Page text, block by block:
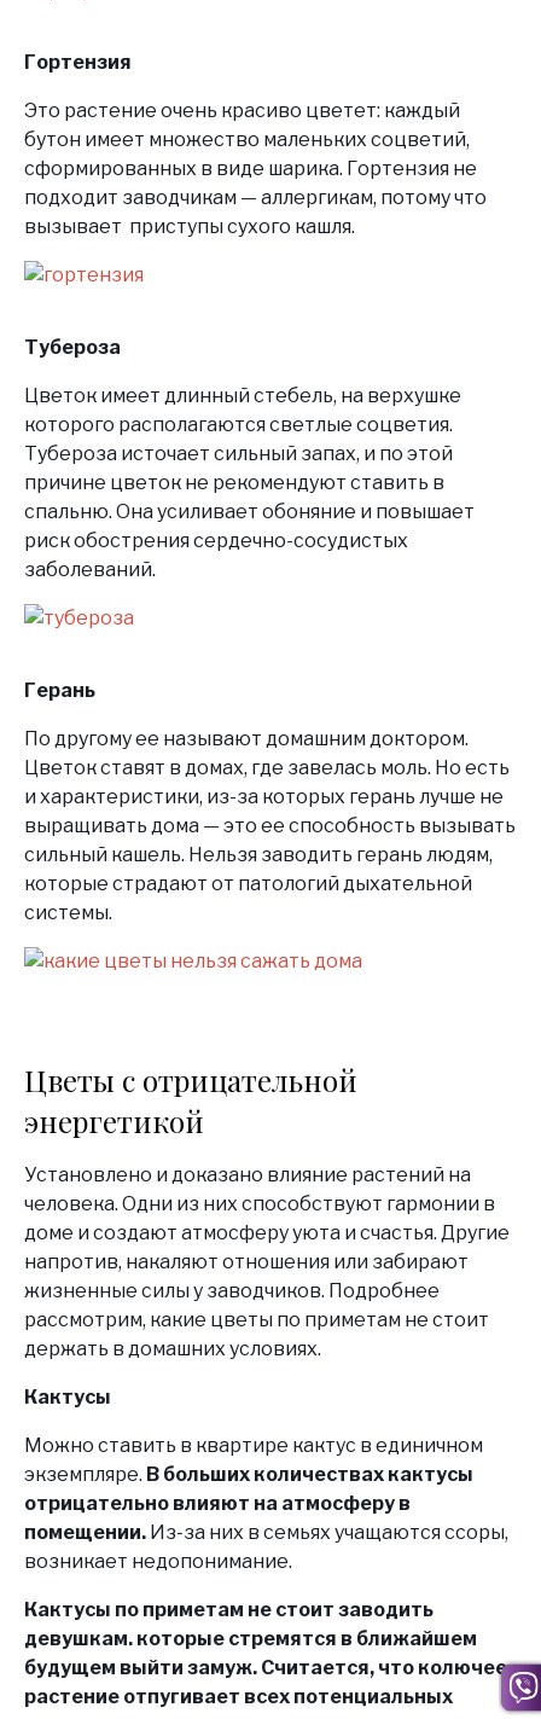
Гортензия
Это растение очень красиво цветет: каждый
бутон имеет множество маленьких соцветий,
сформированных в виде шарика. Гортензия не
подходит заводчикам — аллергикам, потому что
вызывает приступы сухого кашля.
Тубероза
Цветок имеет длинный стебель, на верхушке
которого располагаются светлые соцветия.
Тубероза источает сильный запах, и по этой
причине цветок не рекомендуют ставить в
спальню. Она усиливает обоняние и повышает
риск обострения сердечно-сосудистых
заболеваний.
Герань
По другому ее называют домашним доктором.
Цветок ставят в домах, где завелась моль. Но есть
и характеристики, из-за которых герань лучше не
выращивать дома — это ее способность вызывать
сильный кашель. Нельзя заводить герань людям,
которые страдают от патологий дыхательной
системы.
Цветы с отрицательной
энергетикой
Установлено и доказано влияние растений на
человека. Одни из них способствуют гармонии в
доме и создают атмосферу уюта и счастья. Другие
напротив, накаляют отношения или забирают
жизненные силы у заводчиков. Подробнее
рассмотрим, какие цветы по приметам не стоит
держать в домашних условиях.
Кактусы
Можно ставить в квартире кактус в единичном
экземпляре. В больших количествах кактусы
отрицательно влияют на атмосферу в
помещении. Из-за них в семьях учащаются ссоры,
возникает недопонимание.
Кактусы по приметам не стоит заводить
девушкам. которые стремятся в ближайшем
будущем выйти замуж. Считается, что колючее
растение отпугивает всех потенциальных